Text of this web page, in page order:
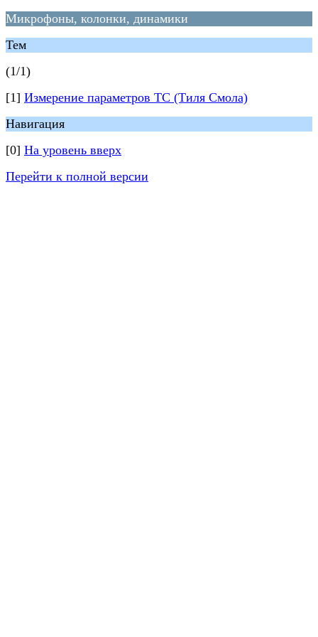
Микрофоны, колонки, динамики
Тем
(1/1)
[1] Измерение параметров ТС (Тиля Смола)
Навигация
[0] На уровень вверх
Перейти к полной версии